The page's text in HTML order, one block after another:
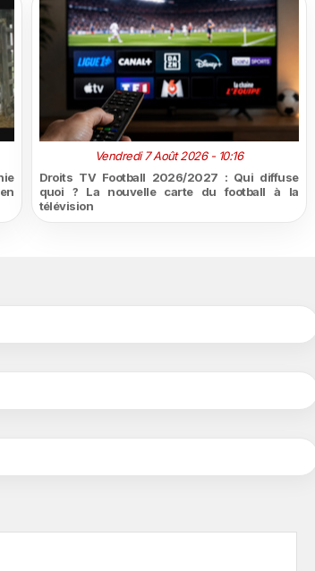
Vendredi 7 Août 2026 - 10:16
Droits TV Football 2026/2027 : Qui diffuse
quoi ? La nouvelle carte du football à la
télévision